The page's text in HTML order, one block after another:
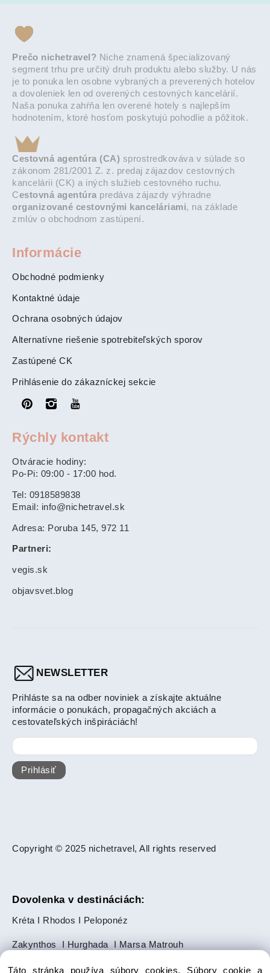
Prečo nichetravel? Niche znamená špecializovaný
segment trhu pre určitý druh produktu alebo služby. U nás
je to ponuka len osobne vybraných a preverených hotelov
a dovoleniek len od overených cestovných kancelárií.
Naša ponuka zahŕňa len overené hotely s najlepším
hodnotením, ktoré hosťom poskytujú pohodlie a pôžitok.
Cestovná agentúra (CA) sprostredkováva v súlade so
zákonom 281/2001 Z. z. predaj zájazdov cestovných
kancelárii (CK) a iných služieb cestovného ruchu.
Cestovná agentúra predáva zájazdy výhradne
organizované cestovnými kanceláriami, na základe
zmlúv o obchodnom zastúpení.
Informácie
Obchodné podmienky
Kontaktné údaje
Ochrana osobných údajov
Alternatívne riešenie spotrebiteľských sporov
Zastúpené CK
Prihlásenie do zákazníckej sekcie
Rýchly kontakt
Otváracie hodiny:
Po-Pi: 09:00 - 17:00 hod.
Tel: 0918589838
Email: info@nichetravel.sk
Adresa: Poruba 145, 972 11
Partneri:
vegis.sk
objavsvet.blog
NEWSLETTER
Prihláste sa na odber noviniek a získajte aktuálne
informácie o ponukách, propagačných akciách a
cestovateľských inšpiráciách!
Prihlásiť
Copyright © 2025 nichetravel, All rights reserved
Dovolenka v destináciách:
Kréta Rhodos Peloponéz
Zakynthos Hurghada Marsa Matrouh
Slnečné pobrežieI Zlaté Piesky
Táto stránka používa súbory cookies. Súbory cookie a